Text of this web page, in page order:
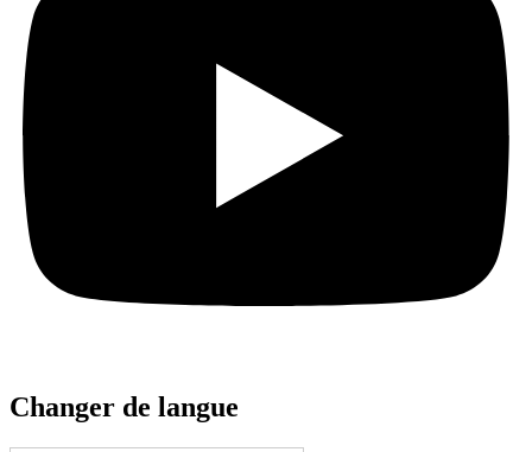
Changer de langue